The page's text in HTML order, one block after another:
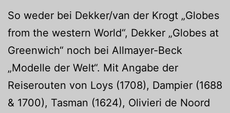
So weder bei Dekker/van der Krogt „Globes
from the western World“, Dekker „Globes at
Greenwich“ noch bei Allmayer-Beck
„Modelle der Welt“. Mit Angabe der
Reiserouten von Loys (1708), Dampier (1688
& 1700), Tasman (1624), Olivieri de Noord